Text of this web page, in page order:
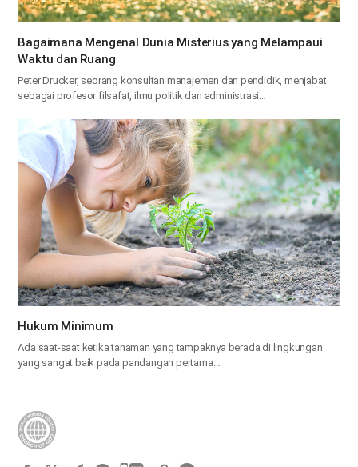
Bagaimana Mengenal Dunia Misterius yang Melampaui
Waktu dan Ruang
Peter Drucker, seorang konsultan manajemen dan pendidik, menjabat
sebagai profesor filsafat, ilmu politik dan administrasi…
Hukum Minimum
Ada saat-saat ketika tanaman yang tampaknya berada di lingkungan
yang sangat baik pada pandangan pertama…